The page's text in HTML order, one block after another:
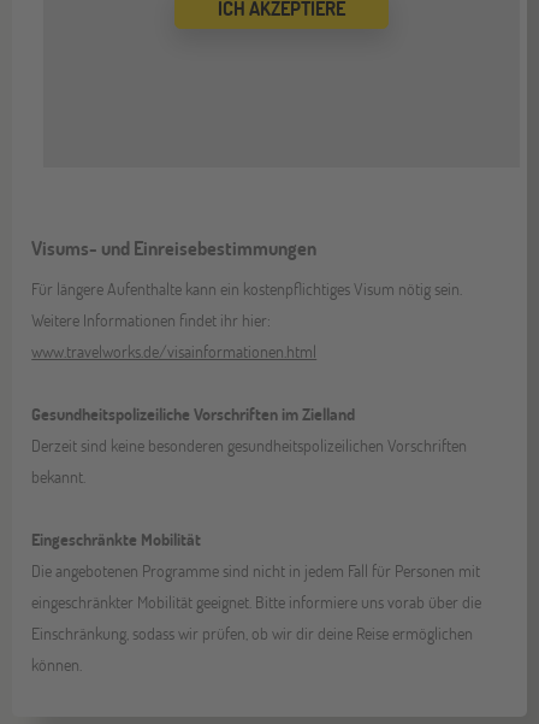
ICH AKZEPTIERE
Visums- und Einreisebestimmungen
Für längere Aufenthalte kann ein kostenpflichtiges Visum nötig sein.
Weitere Informationen findet ihr hier:
www.travelworks.de/visainformationen.html
Gesundheitspolizeiliche Vorschriften im Zielland
Derzeit sind keine besonderen gesundheitspolizeilichen Vorschriften
bekannt.
Eingeschränkte Mobilität
Die angebotenen Programme sind nicht in jedem Fall für Personen mit
eingeschränkter Mobilität geeignet. Bitte informiere uns vorab über die
Einschränkung, sodass wir prüfen, ob wir dir deine Reise ermöglichen
können.